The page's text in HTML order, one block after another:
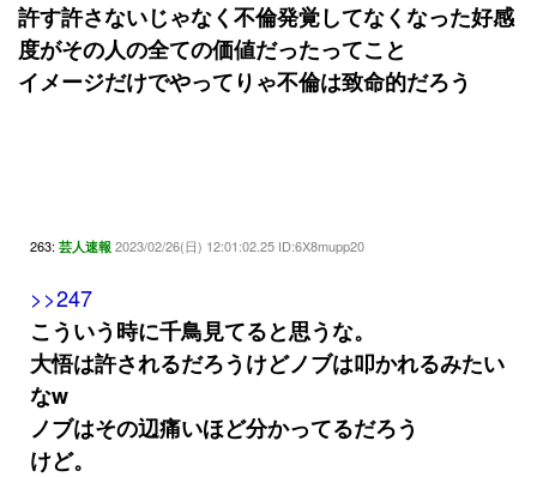
許す許さないじゃなく不倫発覚してなくなった好感
度がその人の全ての価値だったってこと
イメージだけでやってりゃ不倫は致命的だろう
263: 芸人速報 2023/02/26(日) 12:01:02.25 ID:6X8mupp20
>>247
こういう時に千鳥見てると思うな。
大悟は許されるだろうけどノブは叩かれるみたい
なw
ノブはその辺痛いほど分かってるだろう
けど。